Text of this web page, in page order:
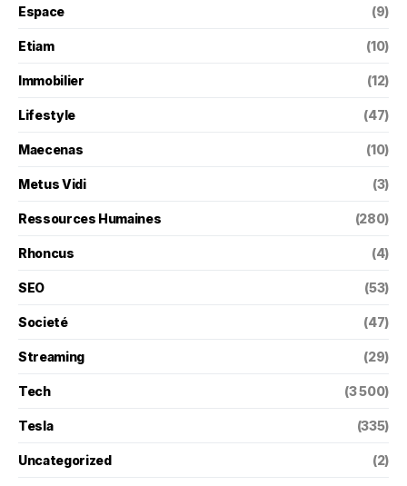
Espace (9)
Etiam (10)
Immobilier (12)
Lifestyle (47)
Maecenas (10)
Metus Vidi (3)
Ressources Humaines (280)
Rhoncus (4)
SEO (53)
Societé (47)
Streaming (29)
Tech (3 500)
Tesla (335)
Uncategorized (2)